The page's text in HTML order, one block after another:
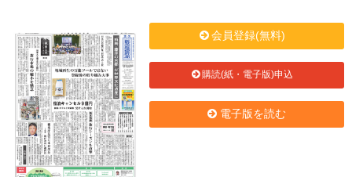
会員登録(無料)
購読(紙・電子版)申込
電子版を読む